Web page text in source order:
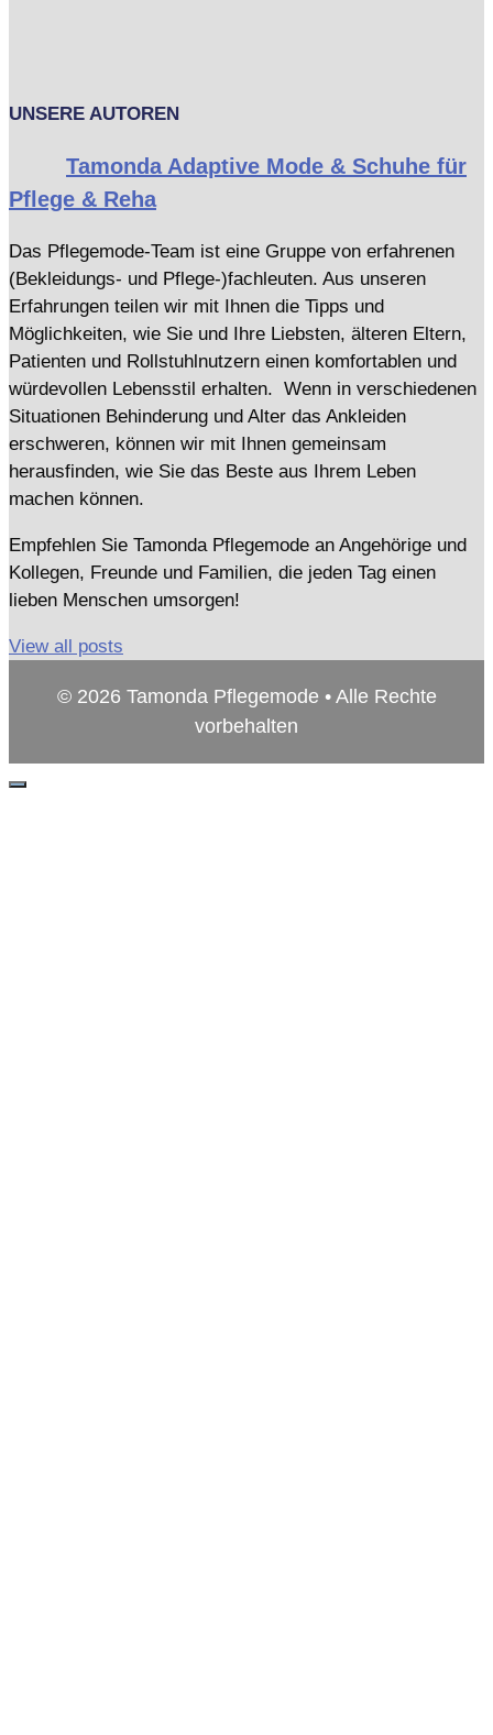
UNSERE AUTOREN
Tamonda Adaptive Mode & Schuhe für
Pflege & Reha
Das Pflegemode-Team ist eine Gruppe von erfahrenen
(Bekleidungs- und Pflege-)fachleuten. Aus unseren
Erfahrungen teilen wir mit Ihnen die Tipps und
Möglichkeiten, wie Sie und Ihre Liebsten, älteren Eltern,
Patienten und Rollstuhlnutzern einen komfortablen und
würdevollen Lebensstil erhalten. Wenn in verschiedenen
Situationen Behinderung und Alter das Ankleiden
erschweren, können wir mit Ihnen gemeinsam
herausfinden, wie Sie das Beste aus Ihrem Leben
machen können.
Empfehlen Sie Tamonda Pflegemode an Angehörige und
Kollegen, Freunde und Familien, die jeden Tag einen
lieben Menschen umsorgen!
View all posts
© 2026 Tamonda Pflegemode • Alle Rechte
vorbehalten
Schließen